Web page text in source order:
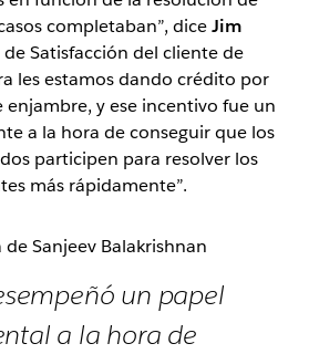
completaban”, diceJim
de Satisfacción del cliente de
les estamos dando crédito por
enjambre, y ese incentivo fue un
a la hora de conseguir que los
participen para resolver los
más rápidamente”.
un papel
a la hora de